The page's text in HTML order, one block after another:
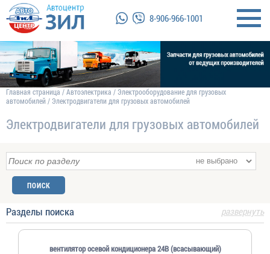
8-906-966-1001
Главная страница /Автоэлектрика /Электрооборудование для грузовых
автомобилей /Электродвигатели для грузовых автомобилей
Электродвигатели для грузовых автомобилей
развернуть
Разделы поиска
вентилятор осевой кондиционера 24В (всасывающий)